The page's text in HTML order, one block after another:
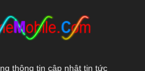
thông tin cập nhật tin tức